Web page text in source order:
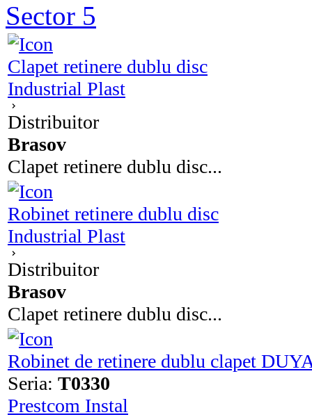
Sector 5
Clapet retinere dublu disc
Industrial Plast
Distribuitor
Brasov
Clapet retinere dublu disc...
Robinet retinere dublu disc
Industrial Plast
Distribuitor
Brasov
Clapet retinere dublu disc...
Robinet de retinere dublu clapet
Seria: T0330
Prestcom Instal